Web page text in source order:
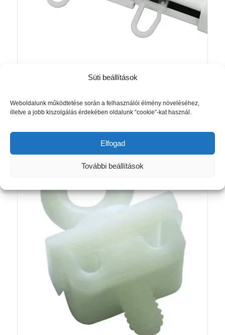
Süti beállítások
Weboldalunk működtetése során a felhasználói élmény növeléséhez,
illetve a jobb kiszolgálás érdekében oldalunk “cookie”-kat használ.
Elfogad
További beállítások
Duplázósín – U- sín fém fehér színben
3
-
510 Ft